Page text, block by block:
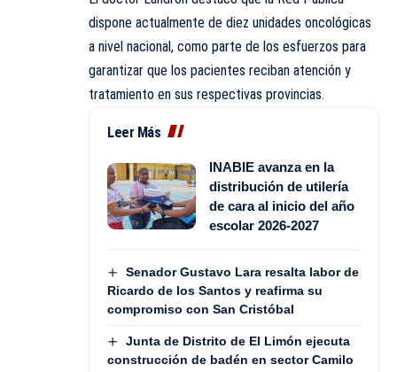
dispone actualmente de diez unidades oncológicas
a nivel nacional, como parte de los esfuerzos para
garantizar que los pacientes reciban atención y
tratamiento en sus respectivas provincias.
Leer Más
INABIE avanza en la
distribución de utilería
de cara al inicio del año
escolar 2026-2027
Senador Gustavo Lara resalta labor de
Ricardo de los Santos y reafirma su
compromiso con San Cristóbal
Junta de Distrito de El Limón ejecuta
construcción de badén en sector Camilo